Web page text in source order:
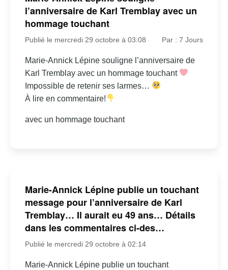
l’anniversaire de Karl Tremblay avec un
hommage touchant
Publié le mercredi 29 octobre à 03:08 Par : 7 Jours
Marie-Annick Lépine souligne l’anniversaire de
Karl Tremblay avec un hommage touchant
Impossible de retenir ses larmes…
À lire en commentaire!
avec un hommage touchant
Marie-Annick Lépine publie un touchant
message pour l’anniversaire de Karl
Tremblay… Il aurait eu 49 ans… Détails
dans les commentaires ci-des…
Publié le mercredi 29 octobre à 02:14
Marie-Annick Lépine publie un touchant